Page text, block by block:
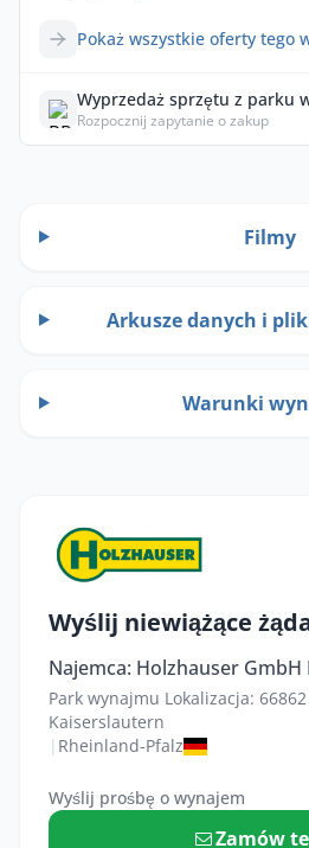
Pokaż wszystkie oferty tego
Wyprzedaż sprzętu z parku
Rozpocznij zapytanie o zakup
Filmy
Arkusze danych i
Warunki
Wyślij niewiążące
Najemca: Holzhauser
Park wynajmu Lokalizacja:
Kaiserslautern
| Rheinland-Pfalz
Wyślij prośbę o wynajem
Zamów